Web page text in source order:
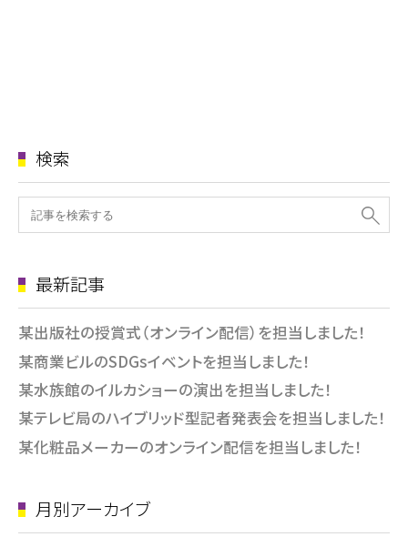
検索
最新記事
某出版社の授賞式（オンライン配信）を担当しました！
某商業ビルのSDGsイベントを担当しました！
某水族館のイルカショーの演出を担当しました！
某テレビ局のハイブリッド型記者発表会を担当しました！
某化粧品メーカーのオンライン配信を担当しました！
月別アーカイブ